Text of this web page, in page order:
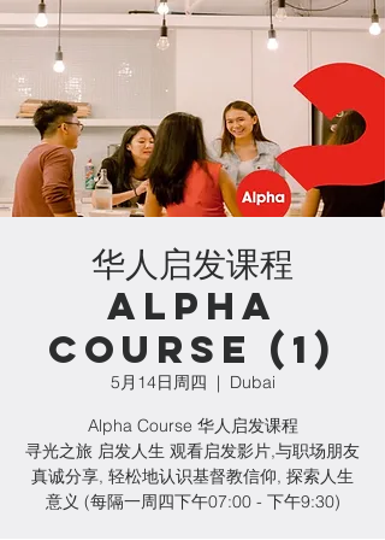
华人启发课程
Alpha
Course (1)
5月14日周四
  |
Dubai
Alpha Course 华人启发课程
寻光之旅 启发人生 观看启发影片,与职场朋友
真诚分享, 轻松地认识基督教信仰, 探索人生
意义 (每隔一周四下午07:00 - 下午9:30)